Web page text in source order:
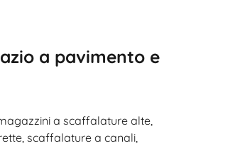
a pavimento e
a scaffalature alte,
scaffalature a canali,